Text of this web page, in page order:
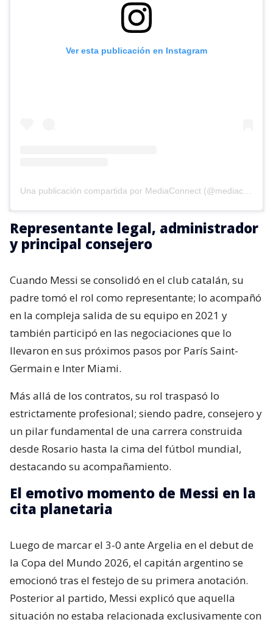
Ver esta publicación en Instagram
Representante legal, administrador
y principal consejero
Cuando Messi se consolidó en el club catalán, su
padre tomó el rol como representante; lo acompañó
en la compleja salida de su equipo en 2021 y
también participó en las negociaciones que lo
llevaron en sus próximos pasos por París Saint-
Germain e Inter Miami.
Más allá de los contratos, su rol traspasó lo
estrictamente profesional; siendo padre, consejero y
un pilar fundamental de una carrera construida
desde Rosario hasta la cima del fútbol mundial,
destacando su acompañamiento.
El emotivo momento de Messi en la
cita planetaria
Luego de marcar el 3-0 ante Argelia en el debut de
la Copa del Mundo 2026, el capitán argentino se
emocionó tras el festejo de su primera anotación.
Posterior al partido, Messi explicó que aquella
situación no estaba relacionada exclusivamente con